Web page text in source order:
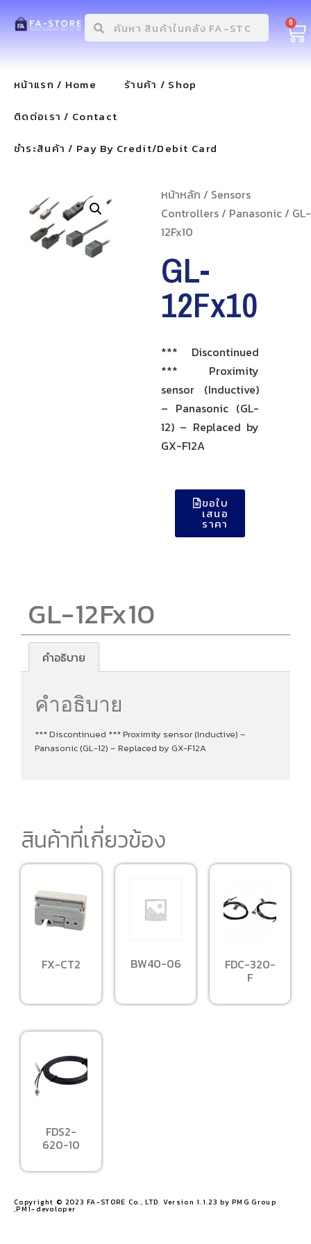
0
หน้าแรก / Home
ร้านค้า / Shop
ติดต่อเรา / Contact
ชำระสินค้า / Pay By Credit/Debit Card
หน้าหลัก / Sensors
Controllers/ Panasonic/ GL-
12Fx10
GL-
12Fx10
*** Discontinued
*** Proximity
sensor (Inductive)
– Panasonic (GL-
12) – Replaced by
GX-F12A
ขอใบ
เสนอ
ราคา
GL-12Fx10
คำอธิบาย
คำอธิบาย
*** Discontinued *** Proximity sensor (Inductive) –
Panasonic (GL-12) – Replaced by GX-F12A
สินค้าที่เกี่ยวข้อง
FX-CT2 BW40-06 FDC-320-
F
FDS2-
620-10
Copyright © 2023 FA-STORE Co., LTD. Version 1.1.23 by PMG Group
,PM1-devoloper​